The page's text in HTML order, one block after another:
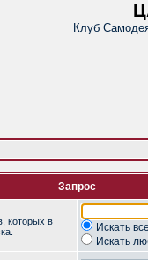
Клуб
Запрос
которых в
Искать
Искать